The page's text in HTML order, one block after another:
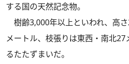
する国の天然記念物。
樹齢3,000年以上といわれ、高
メートル、枝張りは東西・南北
るたたずまいだ。